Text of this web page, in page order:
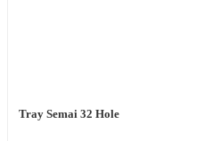
Tray Semai 32 Hole